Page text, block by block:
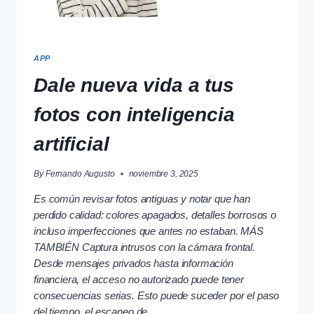
APP
Dale nueva vida a tus
fotos con inteligencia
artificial
By Fernando Augusto noviembre 3, 2025
Es común revisar fotos antiguas y notar que han
perdido calidad: colores apagados, detalles borrosos o
incluso imperfecciones que antes no estaban. MÁS
TAMBIÉN Captura intrusos con la cámara frontal.
Desde mensajes privados hasta información
financiera, el acceso no autorizado puede tener
consecuencias serias. Esto puede suceder por el paso